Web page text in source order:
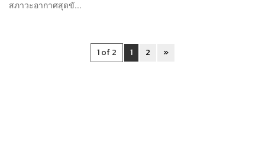
สภาวะอากาศสุดขั...
1 of 2 1 2 »